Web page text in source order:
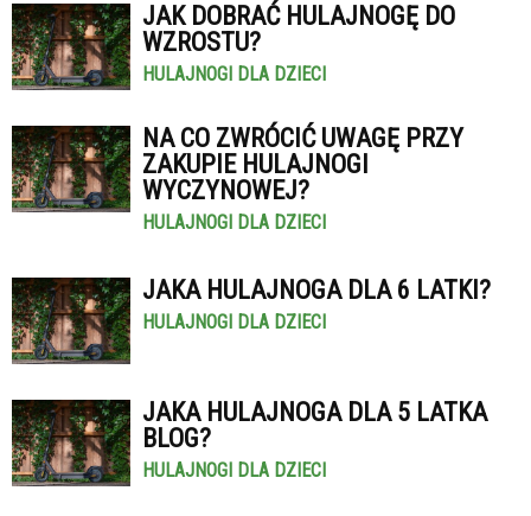
JAK DOBRAĆ HULAJNOGĘ DO
WZROSTU?
HULAJNOGI DLA DZIECI
NA CO ZWRÓCIĆ UWAGĘ PRZY
ZAKUPIE HULAJNOGI
WYCZYNOWEJ?
HULAJNOGI DLA DZIECI
JAKA HULAJNOGA DLA 6 LATKI?
HULAJNOGI DLA DZIECI
JAKA HULAJNOGA DLA 5 LATKA
BLOG?
HULAJNOGI DLA DZIECI